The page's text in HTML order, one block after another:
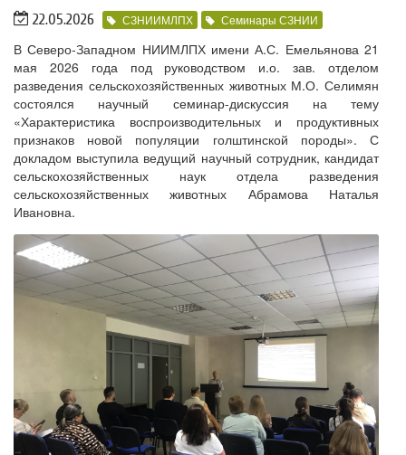
22.05.2026 СЗНИИМЛПХ Семинары СЗНИИ
В Северо-Западном НИИМЛПХ имени А.С. Емельянова 21
мая 2026 года под руководством и.о. зав. отделом
разведения сельскохозяйственных животных М.О. Селимян
состоялся научный семинар-дискуссия на тему
«Характеристика воспроизводительных и продуктивных
признаков новой популяции голштинской породы». С
докладом выступила ведущий научный сотрудник, кандидат
сельскохозяйственных наук отдела разведения
сельскохозяйственных животных Абрамова Наталья
Ивановна.